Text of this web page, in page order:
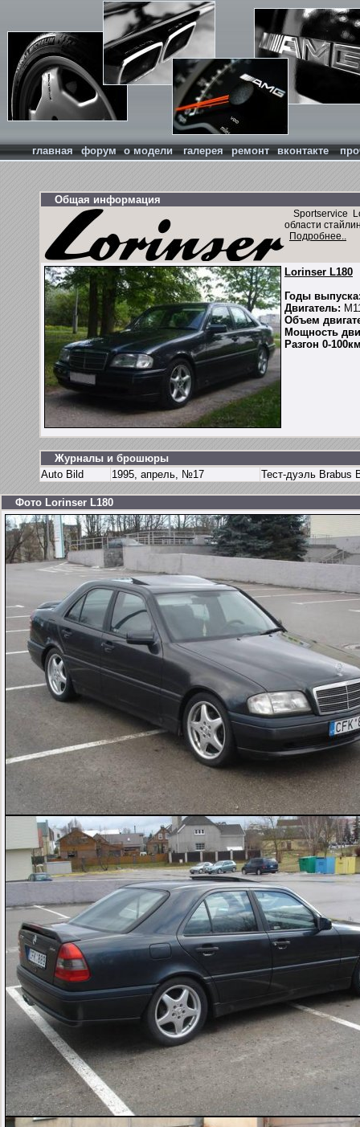
главная форум о модели галерея ремонт вконтакте
Общая информация
Sportservice
области
Подробнее..
Lorinser L180
Годы
Двигатель:
Объем
Мощность
Разгон 0-
Журналы и брошюры
Auto Bild
1995, апрель, №17 Тест-дуэль Brabus
Фото Lorinser L180